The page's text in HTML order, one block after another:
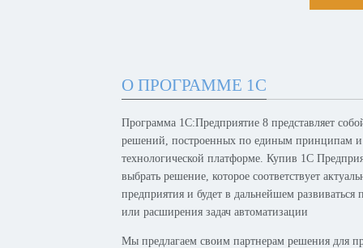
О ПРОГРАММЕ 1С
Программа 1С:Предприятие 8 представляет
решений, построенных по единым принципам
технологической платформе. Купив 1С
выбрать решение, которое соответствует
предприятия и будет в дальнейшем развиваться
или расширения задач автоматизации
Мы предлагаем своим партнерам решения для